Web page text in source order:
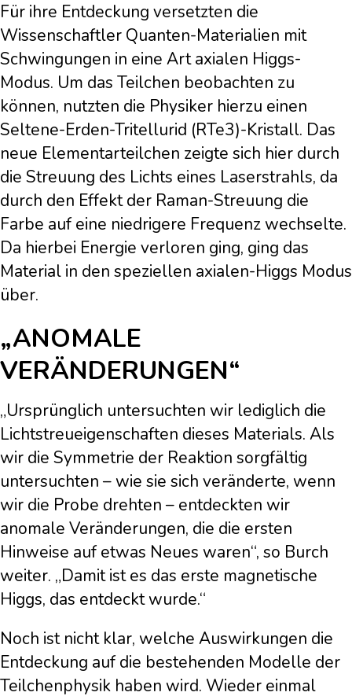
Für ihre Entdeckung versetzten die
Wissenschaftler Quanten-Materialien mit
Schwingungen in eine Art axialen Higgs-
Modus. Um das Teilchen beobachten zu
können, nutzten die Physiker hierzu einen
Seltene-Erden-Tritellurid (RTe3)-Kristall. Das
neue Elementarteilchen zeigte sich hier durch
die Streuung des Lichts eines Laserstrahls, da
durch den Effekt der Raman-Streuung die
Farbe auf eine niedrigere Frequenz wechselte.
Da hierbei Energie verloren ging, ging das
Material in den speziellen axialen-Higgs Modus
über.
„ANOMALE
VERÄNDERUNGEN“
„Ursprünglich untersuchten wir lediglich die
Lichtstreueigenschaften dieses Materials. Als
wir die Symmetrie der Reaktion sorgfältig
untersuchten – wie sie sich veränderte, wenn
wir die Probe drehten – entdeckten wir
anomale Veränderungen, die die ersten
Hinweise auf etwas Neues waren“, so Burch
weiter. „Damit ist es das erste magnetische
Higgs, das entdeckt wurde.“
Noch ist nicht klar, welche Auswirkungen die
Entdeckung auf die bestehenden Modelle der
Teilchenphysik haben wird. Wieder einmal